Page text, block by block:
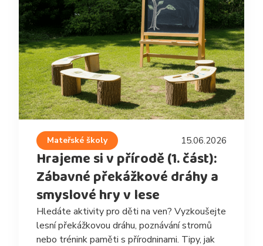
Mateřské školy 15.06.2026
Hrajeme si v přírodě (1. část):
Zábavné překážkové dráhy a
smyslové hry v lese
Hledáte aktivity pro děti na ven? Vyzkoušejte
lesní překážkovou dráhu, poznávání stromů
nebo trénink paměti s přírodninami. Tipy, jak